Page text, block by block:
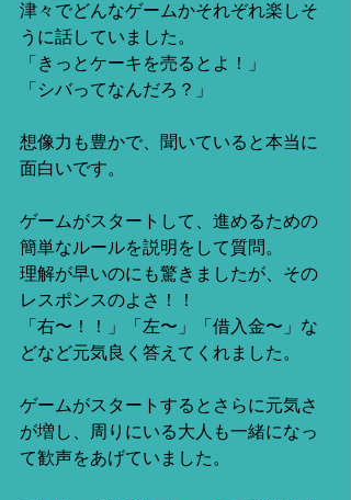
津々でどんなゲームかそれぞれ楽しそ
うに話していました。
「きっとケーキを売るとよ！」
「シバってなんだろ？」
想像力も豊かで、聞いていると本当に
面白いです。
ゲームがスタートして、進めるための
簡単なルールを説明をして質問。
理解が早いのにも驚きましたが、その
レスポンスのよさ！！
「右〜！！」「左〜」「借入金〜」な
どなど元気良く答えてくれました。
ゲームがスタートするとさらに元気さ
が増し、周りにいる大人も一緒になっ
て歓声をあげていました。